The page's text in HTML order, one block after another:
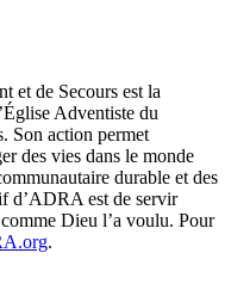
et de Secours est la
Adventiste du
Son action permet
des vies dans le monde
durable et des
d’ADRA est de servir
Dieu l’a voulu. Pour
.